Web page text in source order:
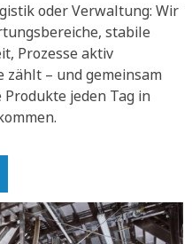
oder Verwaltung: Wir
stabile
Prozesse aktiv
zählt – und gemeinsam
jeden Tag in